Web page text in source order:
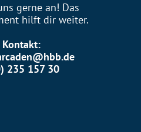
gerne an! Das
hilft dir weiter.
Kontakt:
235 157 30